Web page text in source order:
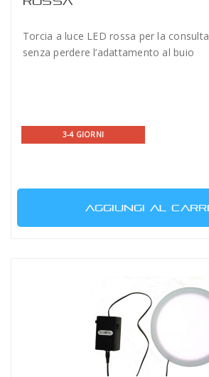
Torcia a luce LED rossa per la
senza perdere l’adattamento al buio
3-4 GIORNI
AGGIUNGI AL